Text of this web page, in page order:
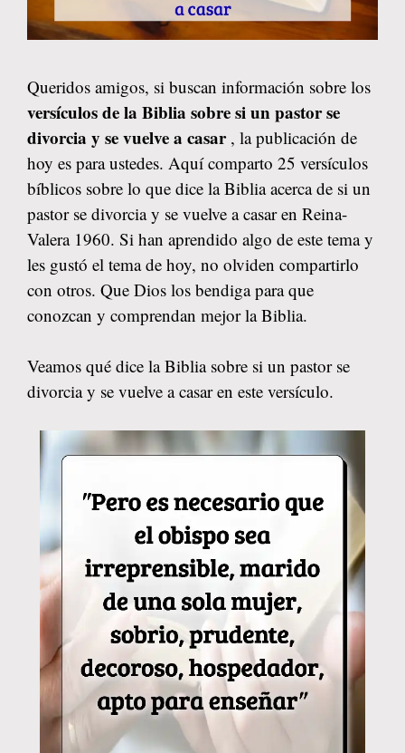
Queridos amigos, si buscan información sobre los
versículos de la Biblia sobre si un pastor se
divorcia y se vuelve a casar , la publicación de
hoy es para ustedes. Aquí comparto 25 versículos
bíblicos sobre lo que dice la Biblia acerca de si un
pastor se divorcia y se vuelve a casar en Reina-
Valera 1960. Si han aprendido algo de este tema y
les gustó el tema de hoy, no olviden compartirlo
con otros. Que Dios los bendiga para que
conozcan y comprendan mejor la Biblia.
Veamos qué dice la Biblia sobre si un pastor se
divorcia y se vuelve a casar en este versículo.